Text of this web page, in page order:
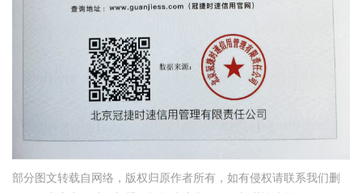
部分图文转载自网络，版权归原作者所有，如有侵权请联系我们删